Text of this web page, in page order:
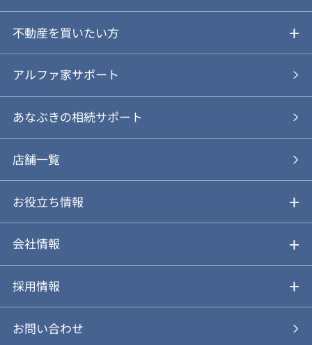
ご売却ガイド
ご売却の流れ
あなぶきの仲介
あなぶきの買取
仲介と買取のメリット・デメリット
動画やパンフレットで見る
不動産を買いたい方
ご購入ガイド
物件を探す
購入の流れ
購入前も後も安心サポート
お気に入り
アルファ家サポート
あなぶきの相続サポート
店舗一覧
お役立ち情報
不動産Q&A
アルファジャーナル
会社情報
会社概要
スタッフ紹介
採用情報
新卒採用について
お問い合わせ